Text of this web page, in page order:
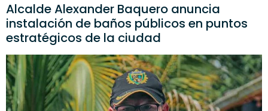
Alcalde Alexander Baquero anuncia
instalación de baños públicos en puntos
estratégicos de la ciudad